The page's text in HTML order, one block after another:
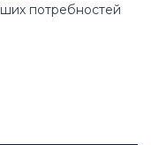
потребностей